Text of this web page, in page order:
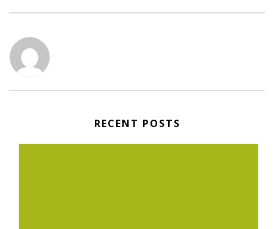
RECENT POSTS